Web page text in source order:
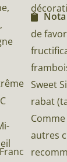
Franc
de
Sweet
rabat
autres